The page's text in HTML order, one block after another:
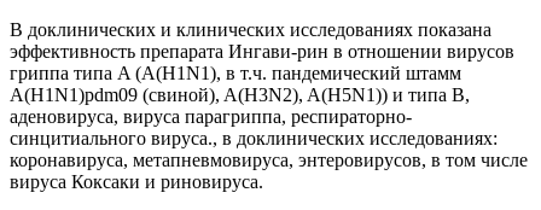
В доклинических и клинических исследованиях показана
эффективность препарата Ингави-рин в отношении вирусов
гриппа типа A (A(H1N1), в т.ч. пандемический штамм
A(H1N1)pdm09 (свиной), A(H3N2), A(H5N1)) и типа В,
аденовируса, вируса парагриппа, респираторно-
синцитиального вируса., в доклинических исследованиях:
коронавируса, метапневмовируса, энтеровирусов, в том числе
вируса Коксаки и риновируса.